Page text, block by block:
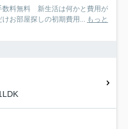
数料無料 新生活は何かと費用が
お部屋探しの初期費用... もっと